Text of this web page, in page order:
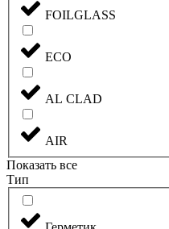
FOILGLASS
ECO
AL CLAD
AIR
Показать все
Тип